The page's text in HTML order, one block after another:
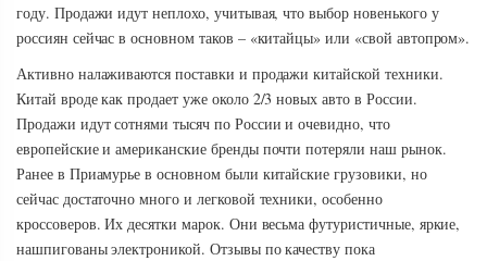
году. Продажи идут неплохо, учитывая, что выбор новенького у
россиян сейчас в основном таков – «китайцы» или «свой автопром».
Активно налаживаются поставки и продажи китайской техники.
Китай вроде как продает уже около 2/3 новых авто в России.
Продажи идут сотнями тысяч по России и очевидно, что
европейские и американские бренды почти потеряли наш рынок.
Ранее в Приамурье в основном были китайские грузовики, но
сейчас достаточно много и легковой техники, особенно
кроссоверов. Их десятки марок. Они весьма футуристичные, яркие,
нашпигованы электроникой. Отзывы по качеству пока